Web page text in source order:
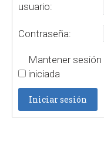
usuario:
Contraseña:
Mantener sesión
iniciada
Iniciar sesión